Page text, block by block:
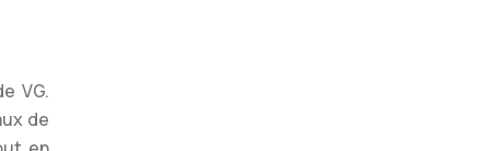
VG.
de